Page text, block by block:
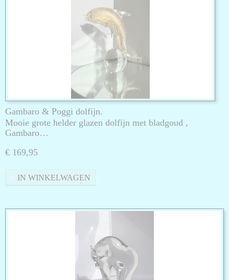
Gambaro & Poggi dolfijn.
Mooie grote helder glazen dolfijn met bladgoud ,
Gambaro…
€ 169,95
IN WINKELWAGEN